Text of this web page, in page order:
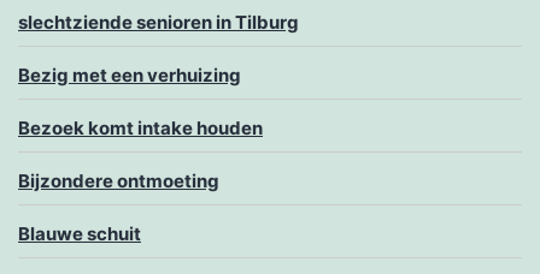
slechtziende senioren in Tilburg
Bezig met een verhuizing
Bezoek komt intake houden
Bijzondere ontmoeting
Blauwe schuit